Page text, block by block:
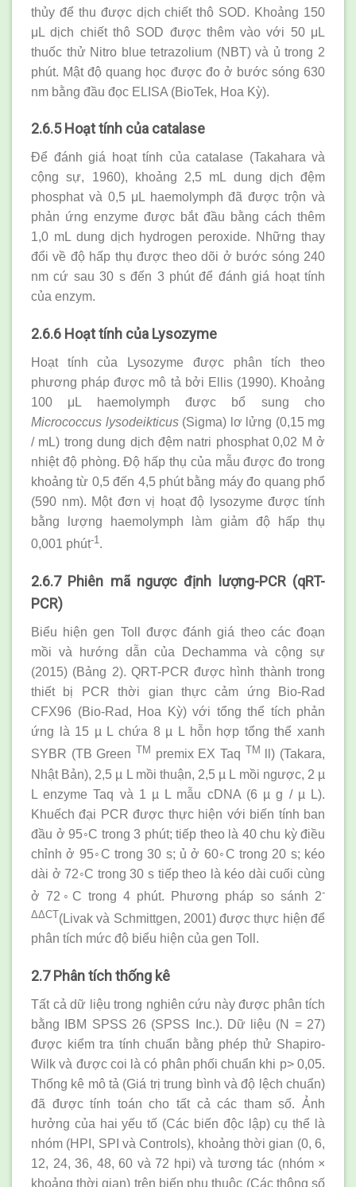
thủy để thu được dịch chiết thô SOD. Khoảng 150
μL dịch chiết thô SOD được thêm vào với 50 μL
thuốc thử Nitro blue tetrazolium (NBT) và ủ trong 2
phút. Mật độ quang học được đo ở bước sóng 630
nm bằng đầu đọc ELISA (BioTek, Hoa Kỳ).
2.6.5 Hoạt tính của catalase
Để đánh giá hoạt tính của catalase (Takahara và
cộng sự, 1960), khoảng 2,5 mL dung dịch đệm
phosphat và 0,5 μL haemolymph đã được trộn và
phản ứng enzyme được bắt đầu bằng cách thêm
1,0 mL dung dịch hydrogen peroxide. Những thay
đổi về độ hấp thụ được theo dõi ở bước sóng 240
nm cứ sau 30 s đến 3 phút để đánh giá hoạt tính
của enzym.
2.6.6 Hoạt tính của Lysozyme
Hoạt tính của Lysozyme được phân tích theo
phương pháp được mô tả bởi Ellis (1990). Khoảng
100 μL haemolymph được bổ sung cho
Micrococcus lysodeikticus(Sigma) lơ lửng (0,15 mg
/ mL) trong dung dịch đệm natri phosphat 0,02 M ở
nhiệt độ phòng. Độ hấp thụ của mẫu được đo trong
khoảng từ 0,5 đến 4,5 phút bằng máy đo quang phổ
(590 nm). Một đơn vị hoạt độ lysozyme được tính
bằng lượng haemolymph làm giảm độ hấp thụ
0,001 phút-1.
2.6.7 Phiên mã ngược định lượng-PCR (qRT-
PCR)
Biểu hiện gen Toll được đánh giá theo các đoạn
mồi và hướng dẫn của Dechamma và cộng sự
(2015) (Bảng 2). QRT-PCR được hình thành trong
thiết bị PCR thời gian thực cảm ứng Bio-Rad
CFX96 (Bio-Rad, Hoa Kỳ) với tổng thể tích phản
ứng là 15 µ L chứa 8 µ L hỗn hợp tổng thể xanh
SYBR (TB Green TM premix EX Taq TM
ll) (Takara,
Nhật Bản), 2,5 µ L mồi thuận, 2,5 µ L mồi ngược, 2 µ
L enzyme Taq và 1 µ L mẫu cDNA (6 µ g / µ L).
Khuếch đại PCR được thực hiện với biến tính ban
đầu ở 95◦C trong 3 phút; tiếp theo là 40 chu kỳ điều
chỉnh ở 95◦C trong 30 s; ủ ở 60◦C trong 20 s; kéo
dài ở 72◦C trong 30 s tiếp theo là kéo dài cuối cùng
ở 72◦C trong 4 phút. Phương pháp so sánh 2-
ΔΔCT(Livak và Schmittgen, 2001) được thực hiện để
phân tích mức độ biểu hiện của gen Toll.
2.7 Phân tích thống kê
Tất cả dữ liệu trong nghiên cứu này được phân tích
bằng IBM SPSS 26 (SPSS Inc.). Dữ liệu (N = 27)
được kiểm tra tính chuẩn bằng phép thử Shapiro-
Wilk và được coi là có phân phối chuẩn khi p> 0,05.
Thống kê mô tả (Giá trị trung bình và độ lệch chuẩn)
đã được tính toán cho tất cả các tham số. Ảnh
hưởng của hai yếu tố (Các biến độc lập) cụ thể là
nhóm (HPI, SPI và Controls), khoảng thời gian (0, 6,
12, 24, 36, 48, 60 và 72 hpi) và tương tác (nhóm ×
khoảng thời gian) trên biến phụ thuộc (Các thông số